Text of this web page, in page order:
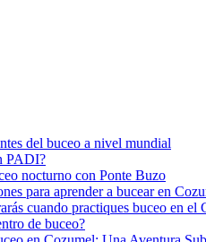
del buceo a nivel mundial
PADI?
nocturno con Ponte Buzo
para aprender a bucear en
cuando practiques buceo en el
de buceo?